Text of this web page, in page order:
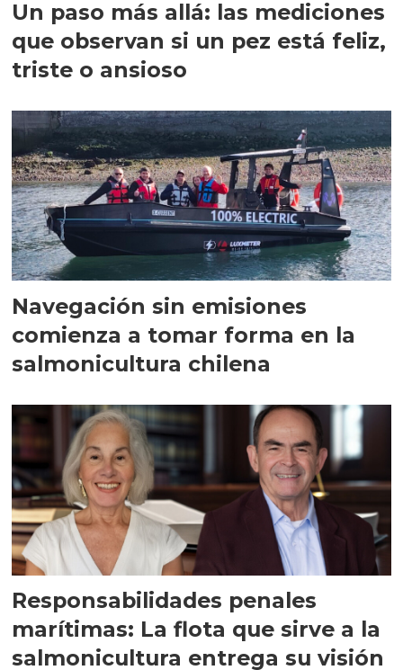
Un paso más allá: las mediciones
que observan si un pez está feliz,
triste o ansioso
Navegación sin emisiones
comienza a tomar forma en la
salmonicultura chilena
Responsabilidades penales
marítimas: La flota que sirve a la
salmonicultura entrega su visión